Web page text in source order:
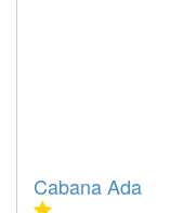
Cabana Ada